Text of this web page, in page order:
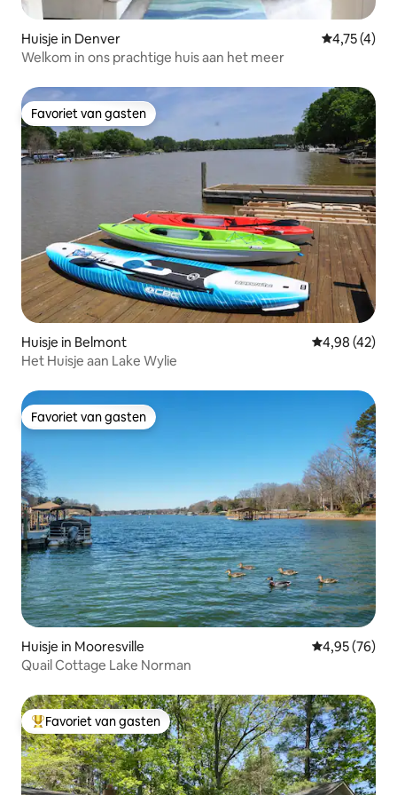
Huisje in Denver
4,75 (4)
Welkom in ons prachtige huis aan het meer
Favoriet van gasten
Favoriet van gasten
Huisje in Belmont Gemiddelde
4,98 (42)
Het Huisje aan Lake Wylie
Favoriet van gasten
Favoriet van gasten
Huisje in Mooresville Gemiddelde
4,95 (76)
Quail Cottage Lake Norman
Topfavoriet van gasten
Favoriet van gasten